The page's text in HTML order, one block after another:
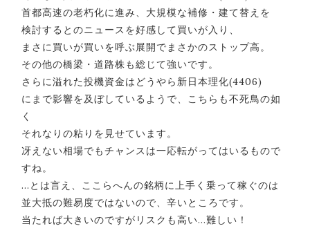
首都高速の老朽化に進み、大規模な補修・建て替えを
検討するとのニュースを好感して買いが入り、
まさに買いが買いを呼ぶ展開でまさかのストップ高。
その他の橋梁・道路株も総じて強いです。
さらに溢れた投機資金はどうやら新日本理化(4406)
にまで影響を及ぼしているようで、こちらも不死鳥の如
く
それなりの粘りを見せています。
冴えない相場でもチャンスは一応転がってはいるもので
すね。
…とは言え、ここらへんの銘柄に上手く乗って稼ぐのは
並大抵の難易度ではないので、辛いところです。
当たれば大きいのですがリスクも高い…難しい！